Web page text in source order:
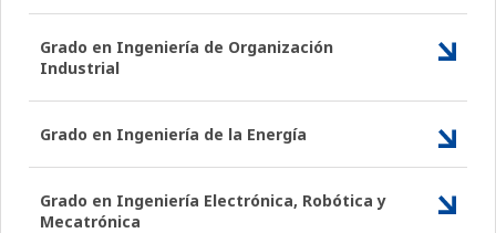
Grado en Ingeniería de Organización
Industrial
Grado en Ingeniería de la Energía
Grado en Ingeniería Electrónica, Robótica y
Mecatrónica